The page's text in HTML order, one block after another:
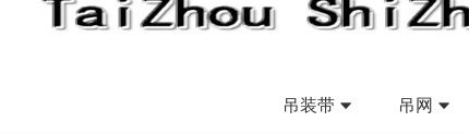
吊装带 吊网